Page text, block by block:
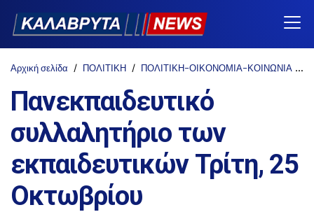
Αρχική σελίδα ΠΟΛΙΤΙΚΗ ΠΟΛΙΤΙΚΗ-ΟΙΚΟΝΟΜΙΑ-ΚΟΙΝΩΝΙΑ
Πανεκπαιδευτικό
συλλαλητήριο των
εκπαιδευτικών Τρίτη, 25
Οκτωβρίου